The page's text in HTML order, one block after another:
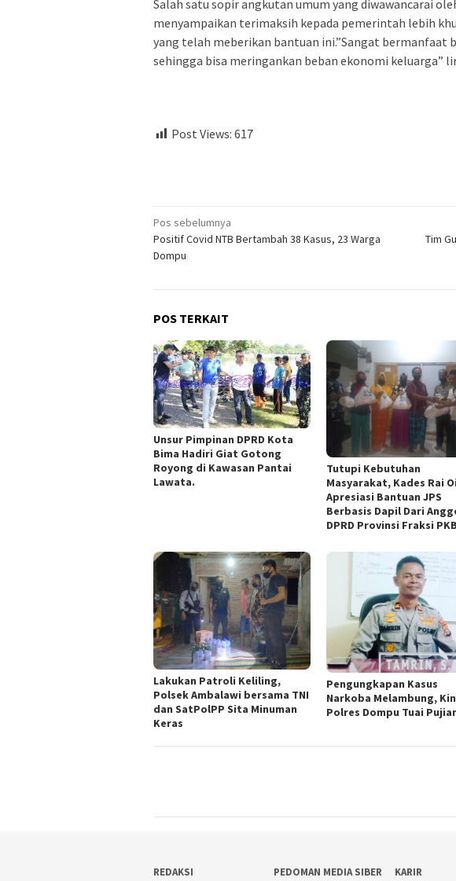
Salah satu sopir angkutan umum yang diwawancarai
menyampaikan terimaksih kepada pemerintah lebih
yang telah meberikan bantuan ini.”Sangat bermanfaat
sehingga bisa meringankan beban ekonomi keluarga”
Post Views: 617
Navigasi
pos
Pos sebelumnya
Positif Covid NTB Bertambah 38 Kasus, 23 Warga
Dompu
Tim
POS TERKAIT
Unsur Pimpinan DPRD Kota
Bima Hadiri Giat Gotong
Royong di Kawasan Pantai
Lawata.
Tutupi Kebutuhan
Masyarakat, Kades Rai Oi
Apresiasi Bantuan JPS
Berbasis Dapil Dari
DPRD Provinsi Fraksi PKB
Lakukan Patroli Keliling,
Polsek Ambalawi bersama TNI
dan SatPolPP Sita Minuman
Keras
Pengungkapan Kasus
Narkoba Melambung,
Polres Dompu Tuai
REDAKSI PEDOMAN MEDIA SIBER KARIR